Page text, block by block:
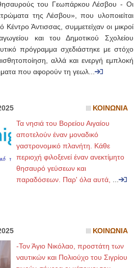
του Γεωπάρκου Λέσβου - Οι
της Λέσβου», που υλοποιείται
Κέντρο Άντισσας, συμμετείχαν οι μικροί
και του Δημοτικού Σχολείου
πρόγραμμα σχεδιάστηκε με στόχο
αλλά και ενεργή εμπλοκή
που αφορούν τη γεωλ...
ΚΟΙΝΩΝΙΑ
Τα νησιά του Βορείου Αιγαίου
αποτελούν έναν μοναδικό
γαστρονομικό πλανήτη. Κάθε
περιοχή φιλοξενεί έναν ανεκτίμητο
θησαυρό γεύσεων και
παραδόσεων. Παρ' όλα αυτά,
ΚΟΙΝΩΝΙΑ
-Τον Άγιο Νικόλαο, προστάτη των
ναυτικών και Πολιούχο του Σιγρίου